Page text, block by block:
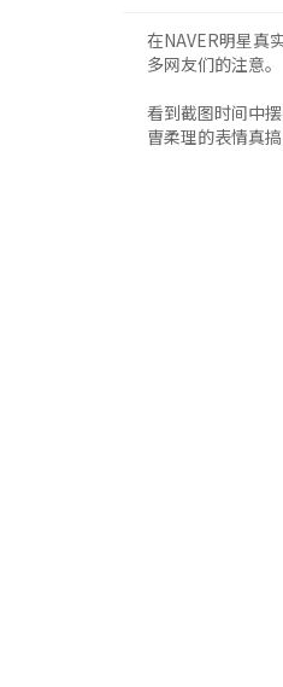
在NAVER明星真
多网友们的注意。
看到截图时间中
曺柔理的表情真